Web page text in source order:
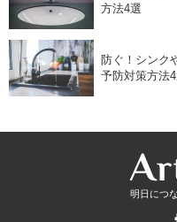
方法4選
防ぐ！シンク
予防対策方法
明日につ